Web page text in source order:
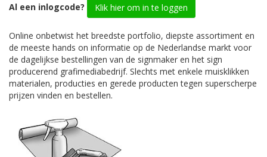
Al een inlogcode? Klik hier om in te loggen
Online onbetwist het breedste portfolio, diepste assortiment en
de meeste hands on informatie op de Nederlandse markt voor
de dagelijkse bestellingen van de signmaker en het sign
producerend grafimediabedrijf. Slechts met enkele muisklikken
materialen, producties en gerede producten tegen superscherpe
prijzen vinden en bestellen.